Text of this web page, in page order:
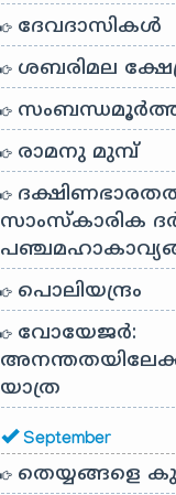
ദേവദാസികൾ
ശബരിമല
രാമനു മുമ്പ്
സാംസ്കാരിക
പൊലിയന്ദ്രം
വോയേജർ:
യാത്ര
September
തെയ്യങ്ങളെ